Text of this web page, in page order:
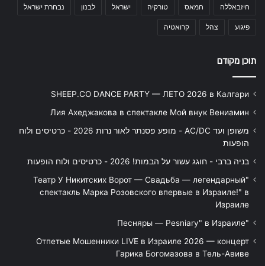
חיזבאללה חמאס טורקיה ישראל לבנון נבחרת ישראל
פיגוע צהל קרואטיה
תוכן מקודם
SHEEP.CO DANCE PARTY — ЛЕТО 2026 в Калгари
Лия Ахеджакова в спектакле Мой внук Вениамин
משופן ועד AC/DC - מופע פסנתר לאור נרות 2026 - כרטיסים ולוח
הופעות
בניה ברבי - חוגג עשור על הבמות! 2026 - כרטיסים ולוח הופעות
"Театр У Никитских Ворот — Свадьба — легендарный
спектакль Марка Розовского впервые в Израиле!" в
Израиле
"Песняры — Pesniary" в Израиле
Отпетые Мошенники LIVE в Израиле 2026 — концерт
Гарика Богомазова в Тель-Авиве